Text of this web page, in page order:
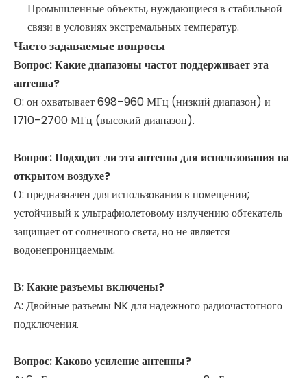
Промышленные объекты, нуждающиеся в стабильной
связи в условиях экстремальных температур.
Часто задаваемые вопросы
Вопрос: Какие диапазоны частот поддерживает эта
антенна?
О: он охватывает 698–960 МГц (низкий диапазон) и
1710–2700 МГц (высокий диапазон).
Вопрос:Подходит ли эта антенна для использования на
открытом воздухе?
О: предназначен для использования в помещении;
устойчивый к ультрафиолетовому излучению обтекатель
защищает от солнечного света, но не является
водонепроницаемым.
В:Какие разъемы включены?
A: Двойные разъемы NK для надежного радиочастотного
подключения.
Вопрос:Каково усиление антенны?